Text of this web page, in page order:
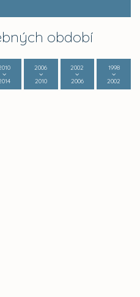
období
2006
2010
2002
2006
1998
2002